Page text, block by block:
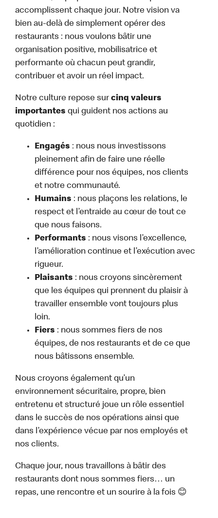
accomplissent chaque jour. Notre vision va
bien au-delà de simplement opérer des
restaurants : nous voulons bâtir une
organisation positive, mobilisatrice et
performante où chacun peut grandir,
contribuer et avoir un réel impact.
Notre culture repose surcinq valeurs
importantes qui guident nos actions au
quotidien :
Engagés : nous nous investissons
pleinement afin de faire une réelle
différence pour nos équipes, nos clients
et notre communauté.
Humains : nous plaçons les relations, le
respect et l’entraide au cœur de tout ce
que nous faisons.
Performants : nous visons l’excellence,
l’amélioration continue et l’exécution avec
rigueur.
Plaisants : nous croyons sincèrement
que les équipes qui prennent du plaisir à
travailler ensemble vont toujours plus
loin.
Fiers : nous sommes fiers de nos
équipes, de nos restaurants et de ce que
nous bâtissons ensemble.
Nous croyons également qu’un
environnement sécuritaire, propre, bien
entretenu et structuré joue un rôle essentiel
dans le succès de nos opérations ainsi que
dans l’expérience vécue par nos employés et
nos clients.
Chaque jour, nous travaillons à bâtir des
restaurants dont nous sommes fiers… un
repas, une rencontre et un sourire à la fois 😊